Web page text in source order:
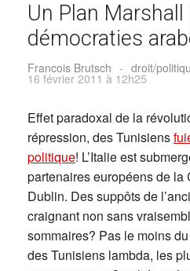
Un Plan
démocraties
Francois Brutsch - droit/
16 février 2011 à 12h25
Effet paradoxal de la
répression, des Tunisiens
politique! L’Italie est
partenaires européens de
Dublin. Des suppôts de
craignant non sans
sommaires? Pas le moins
des Tunisiens lambda, les